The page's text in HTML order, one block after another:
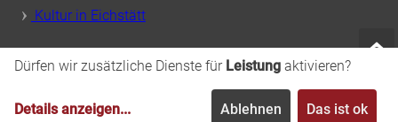
Kultur in Eichstätt
Dommusik Eichstätt
Dürfen wir zusätzliche Dienste für Leistung aktivieren?
Details anzeigen... Ablehnen Das ist ok